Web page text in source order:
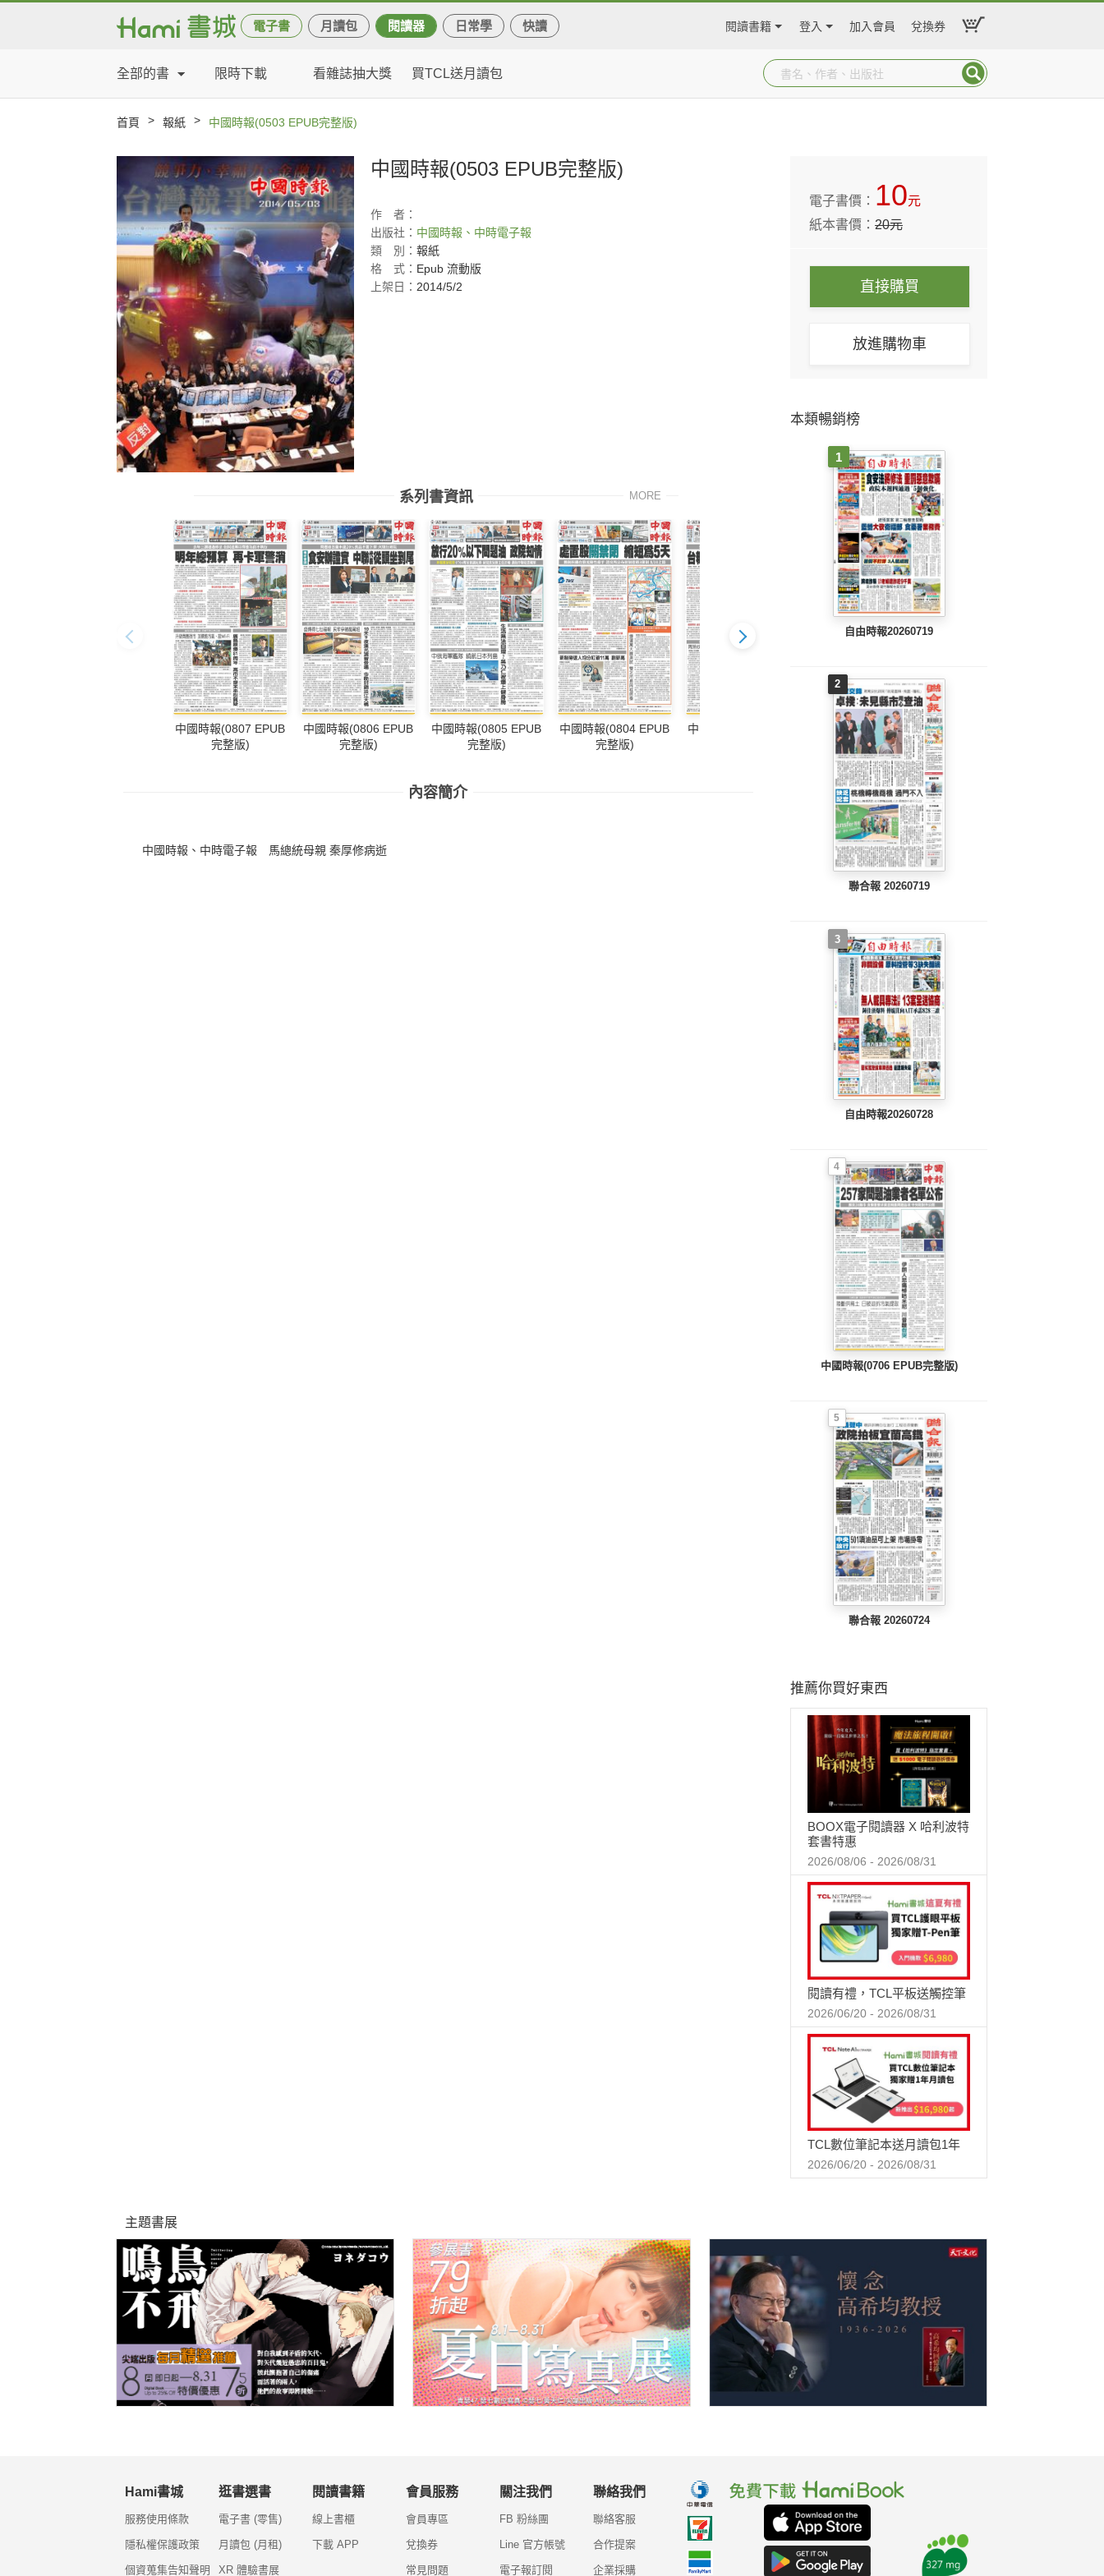
電子書 月讀包 閱讀器 日常學 快讀 閱讀書籍 登入 加入會員 兌換券
全部的書 限時下載 看雜誌抽大獎 買TCL送月讀包
首頁 > 報紙 > 中國時報(0503 EPUB完整版)
中國時報(0503 EPUB完整版)
作
者：
出版社： 中國時報、中時電子報
類
別： 報紙
格
式： Epub 流動版
上架日： 2014/5/2
系列書資訊 MORE
中國時報(0807 EPUB
完整版)
中國時報(0806 EPUB
完整版)
中國時報(0805 EPUB
完整版)
中國時報(0804 EPUB
完整版)
中國時報(0803 EPUB
中國時報(0802 EPUB
完整版)
內容簡介
中國時報、中時電子報 馬總統母親 秦厚修病逝
電子書價： 10元
紙本書價：20元
直接購買
放進購物車
本類暢銷榜
1
自由時報20260719
2
聯合報 20260719
3
自由時報20260728
4
中國時報(0706 EPUB完整版)
5
聯合報 20260724
推薦你買好東西
BOOX電子閱讀器 X 哈利波特
套書特惠
2026/08/06 - 2026/08/31
閱讀有禮，TCL平板送觸控筆
2026/06/20 - 2026/08/31
TCL數位筆記本送月讀包1年
2026/06/20 - 2026/08/31
主題書展
Hami書城
服務使用條款
隱私權保護政策
個資蒐集告知聲明
逛書選書
電子書 (零售)
月讀包 (月租)
XR 體驗書展
閱讀書籍
線上書櫃
下載 APP
會員服務
會員專區
兌換券
常見問題
關注我們
FB 粉絲團
Line 官方帳號
電子報訂閱
聯絡我們
聯絡客服
合作提案
企業採購